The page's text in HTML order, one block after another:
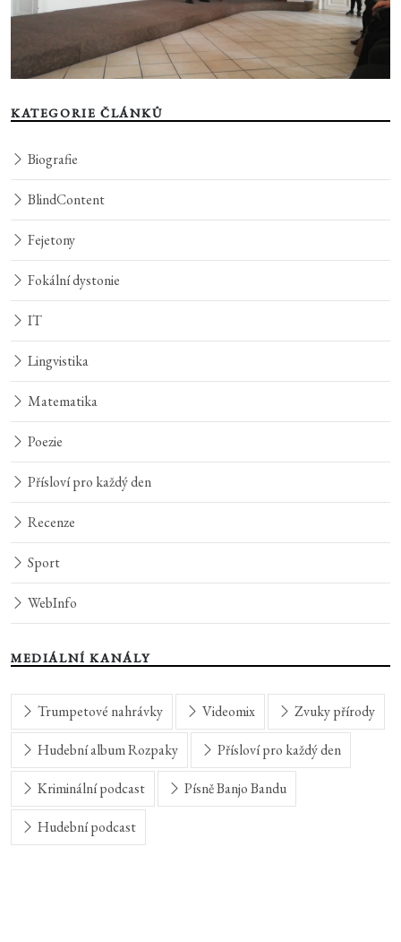
KATEGORIE ČLÁNKŮ
Biografie
BlindContent
Fejetony
Fokální dystonie
IT
Lingvistika
Matematika
Poezie
Přísloví pro každý den
Recenze
Sport
WebInfo
MEDIÁLNÍ KANÁLY
Trumpetové nahrávky Videomix Zvuky přírody
Hudební album Rozpaky Přísloví pro každý den
Kriminální podcast Písně Banjo Bandu
Hudební podcast